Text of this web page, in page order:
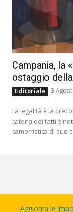
Campania, la
ostaggio
Editoriale 3
La legalità è la
catena dei fatti è
camorristica di due
Aggiorna le